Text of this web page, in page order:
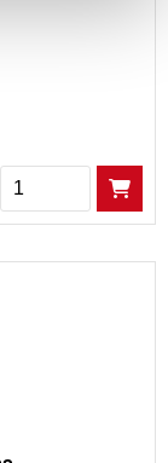
Menge